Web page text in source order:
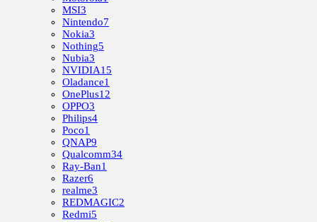
MSI3
Nintendo7
Nokia3
Nothing5
Nubia3
NVIDIA15
Oladance1
OnePlus12
OPPO3
Philips4
Poco1
QNAP9
Qualcomm34
Ray-Ban1
Razer6
realme3
REDMAGIC2
Redmi5